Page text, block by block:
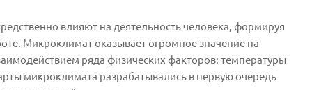
влияют на деятельность человека, формируя
Микроклимат оказывает огромное значение на
ряда физических факторов: температуры
микроклимата разрабатывались в первую очередь